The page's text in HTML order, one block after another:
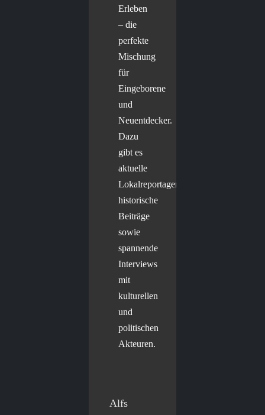
Erleben
– die
perfekte
Mischung
für
Eingeborene
und
Neuentdecker.
Dazu
gibt es
aktuelle
Lokalreportagen,
historische
Beiträge
sowie
spannende
Interviews
mit
kulturellen
und
politischen
Akteuren.
Alfs